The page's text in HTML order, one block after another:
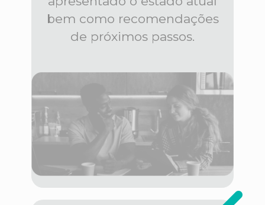
bem como recomendações
de próximos passos.